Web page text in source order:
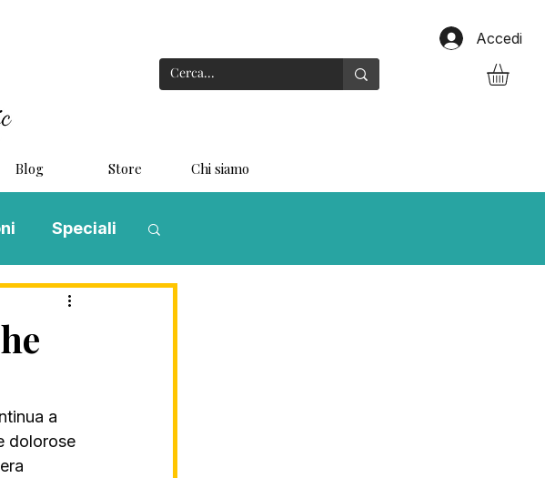
Accedi
Blog Store Chi siamo
Speciali
a
dolorose